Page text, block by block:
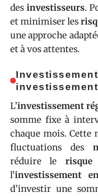
des investisseurs.
et minimiser les
une approche
et à vos attentes.
L’investissement
somme fixe à
chaque mois. Cette
fluctuations des
réduire le risque
l’investissement
d’investir une